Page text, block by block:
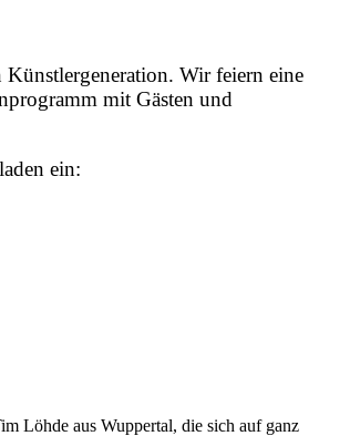
Wir feiern eine
mit Gästen und
ein:
Löhde aus Wuppertal, die sich auf ganz